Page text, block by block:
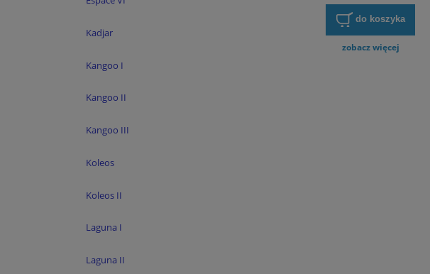
Kadjar
Kangoo I
Kangoo II
Kangoo III
Koleos
Koleos II
Laguna I
Laguna II
do koszyka
zobacz więcej